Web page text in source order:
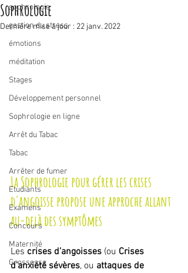
sophrologie
gestion du stress
émotions
méditation
Stages
Développement personnel
Sophrologie en ligne
Arrêt du Tabac
Tabac
Arrêter de fumer
Etudiants
Examens
Concours
Maternité
Grossesse
Sophrologie
Dernière mise à jour : 22 janv. 2022
La Sophrologie pour gérer les crises
d'angoisse propose une approche allant
au-delà des symptômes
Les crises d’angoisses (ou Crises
d’anxiété sévères, ou attaques de